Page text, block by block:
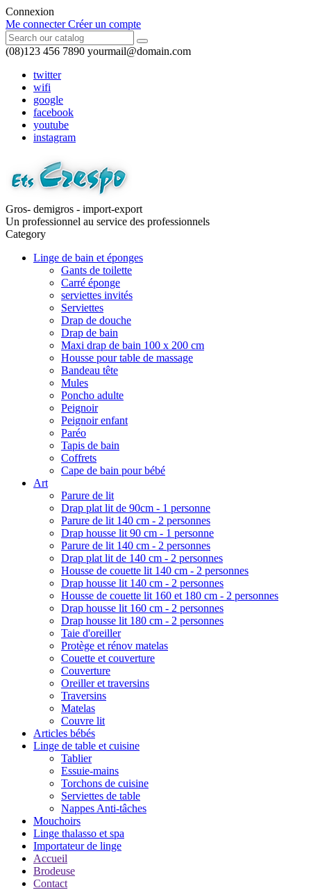
Connexion
Me connecter Créer un compte
(08)123 456 7890 yourmail@domain.com
twitter
wifi
google
facebook
youtube
instagram
Gros- demigros - import-export
Un professionnel au service des professionnels
Category
Linge de bain et éponges
Gants de toilette
Carré éponge
serviettes invités
Serviettes
Drap de douche
Drap de bain
Maxi drap de bain 100 x 200 cm
Housse pour table de massage
Bandeau tête
Mules
Poncho adulte
Peignoir
Peignoir enfant
Paréo
Tapis de bain
Coffrets
Cape de bain pour bébé
Art
Parure de lit
Drap plat lit de 90cm - 1 personne
Parure de lit 140 cm - 2 personnes
Drap housse lit 90 cm - 1 personne
Parure de lit 140 cm - 2 personnes
Drap plat lit de 140 cm - 2 personnes
Housse de couette lit 140 cm - 2 personnes
Drap housse lit 140 cm - 2 personnes
Housse de couette lit 160 et 180 cm - 2 personnes
Drap housse lit 160 cm - 2 personnes
Drap housse lit 180 cm - 2 personnes
Taie d'oreiller
Protège et rénov matelas
Couette et couverture
Couverture
Oreiller et traversins
Traversins
Matelas
Couvre lit
Articles bébés
Linge de table et cuisine
Tablier
Essuie-mains
Torchons de cuisine
Serviettes de table
Nappes Anti-tâches
Mouchoirs
Linge thalasso et spa
Importateur de linge
Accueil
Brodeuse
Contact